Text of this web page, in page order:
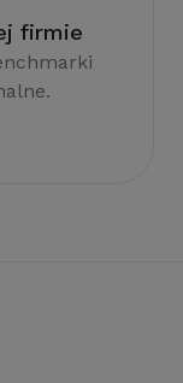
firmie